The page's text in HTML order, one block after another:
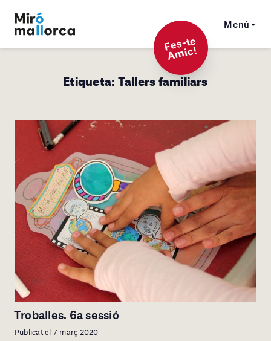
Menú
F
es-t
e
A
mi
c!
Etiqueta:Tallers familiars
Troballes. 6a sessió
Publicat el 7 març 2020